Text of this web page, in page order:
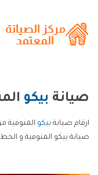
صيانة بيكو
ارقام صيانة بيكو المنوفية
صيانة بيكو المنوفية و